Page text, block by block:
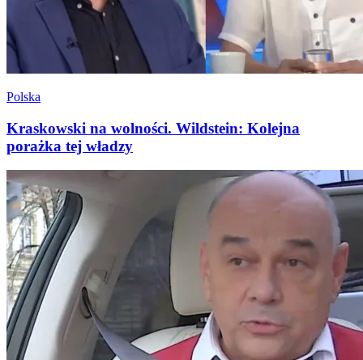
Polska
Kraskowski na wolności. Wildstein: Kolejna
porażka tej władzy